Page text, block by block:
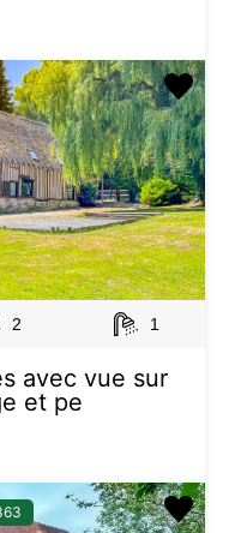
2 1
avec vue sur
et pe